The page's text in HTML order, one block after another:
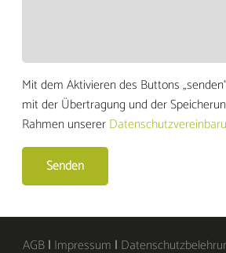
Mit dem Aktivieren des Buttons
mit der Übertragung und der
Rahmen unserer
AGB| Impressum |